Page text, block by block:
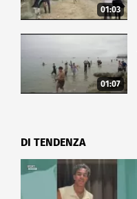
01:03
01:07
DI TENDENZA